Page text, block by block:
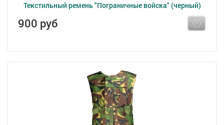
Текстильный ремень "Пограничные войска" (черный)
900 руб